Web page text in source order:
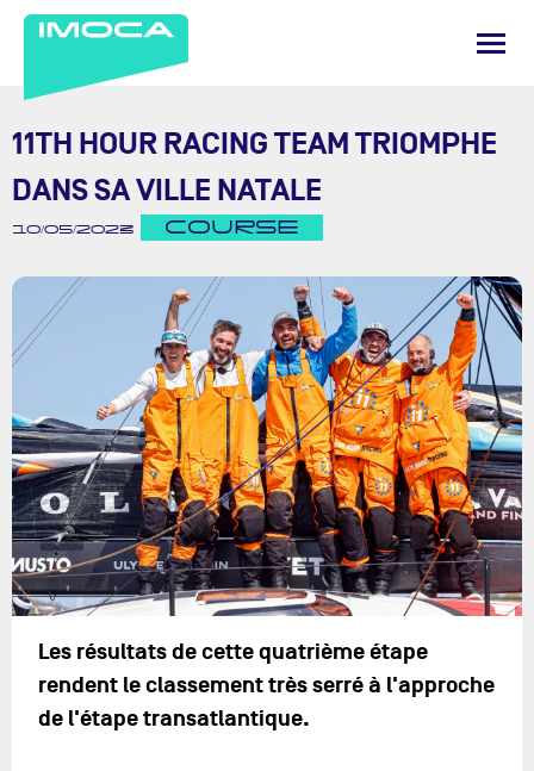
11TH HOUR RACING TEAM TRIOMPHE
DANS SA VILLE NATALE
10/05/2023 COURSE
Les résultats de cette quatrième étape
rendent le classement très serré à l'approche
de l'étape transatlantique.